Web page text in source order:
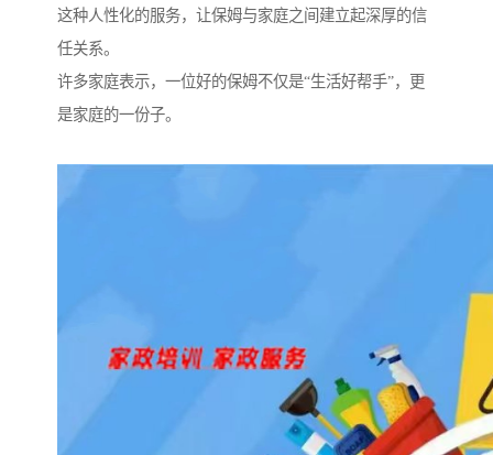
这种人性化的服务，让保姆与家庭之间建立起深厚的信
任关系。
许多家庭表示，一位好的保姆不仅是“生活好帮手”，更
是家庭的一份子。